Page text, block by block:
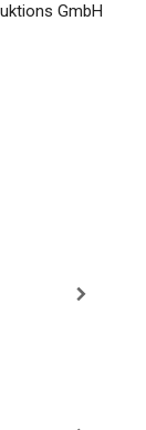
GmbH